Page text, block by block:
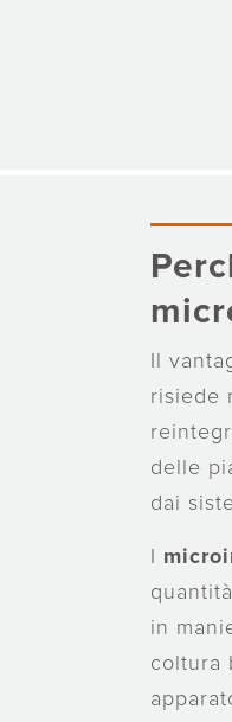
Il
risiede
delle
dai
in
coltura